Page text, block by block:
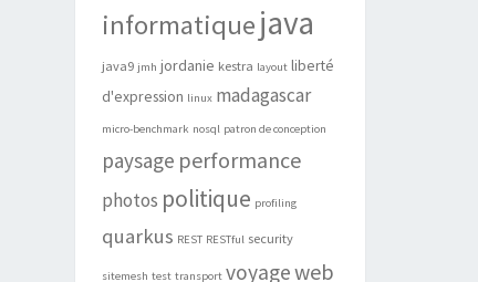
informatiquejava
java9 jmh jordanie kestra layout liberté
d'expression linux madagascar
micro-benchmark nosql patron de conception
paysage performance
photos politique profiling
quarkus REST RESTful security
sitemesh test transport voyageweb